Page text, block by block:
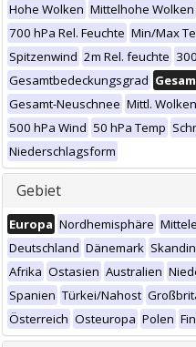
Hohe Wolken Mittelhohe Wolken
700 hPa Rel. Feuchte Min/Max
Spitzenwind 2m Rel. feuchte
Gesamtbedeckungsgrad
Gesamt-Neuschnee Mittl. Wolken
500 hPa Wind 50 hPa Temp
Niederschlagsform
Gebiet
Europa Nordhemisphäre
Deutschland Dänemark
Afrika Ostasien Australien
Spanien Türkei/Nahost
Österreich Osteuropa Polen